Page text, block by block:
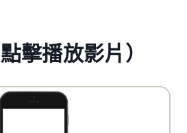
擊播放影片）